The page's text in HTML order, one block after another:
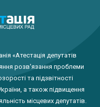
«Атестація депутатів
розв'язання проблеми
та підзвітності
а також підвищення
місцевих депутатів.